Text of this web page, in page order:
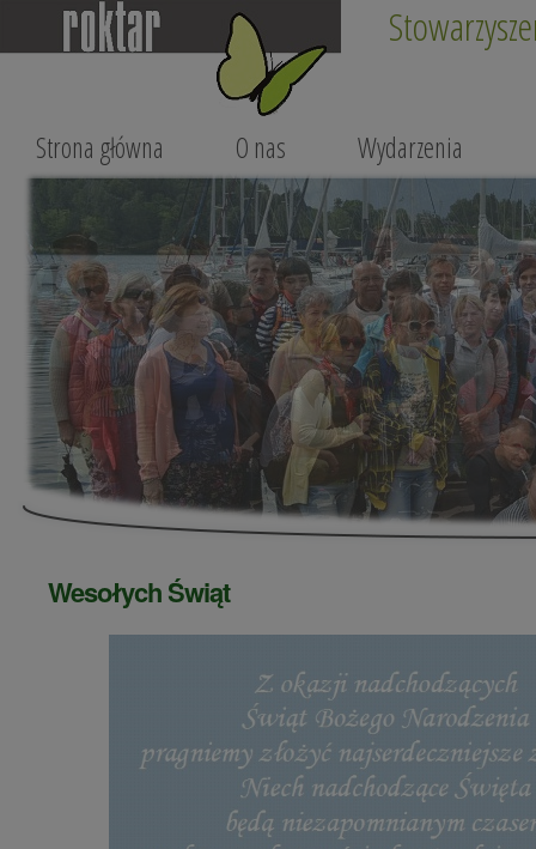
Strona główna O nas Wydarzenia
Wesołych Świąt